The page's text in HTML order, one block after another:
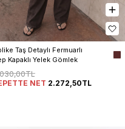
Taş Detaylı Fermuarlı
Kapaklı Yelek Gömlek
NET 2.272,50TL